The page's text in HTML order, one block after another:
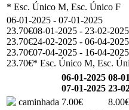
* Esc. Único M, Esc. Único F
06-01-2025 - 07-01-2025
23.70€08-01-2025 - 23-02-2025
23.70€24-02-2025 - 06-04-2025
23.70€07-04-2025 - 16-04-2025
23.70€* Esc. Único M, Esc.
06-01-2025
07-01-2025
08-
23-
caminhada 7.00€ 8.00€